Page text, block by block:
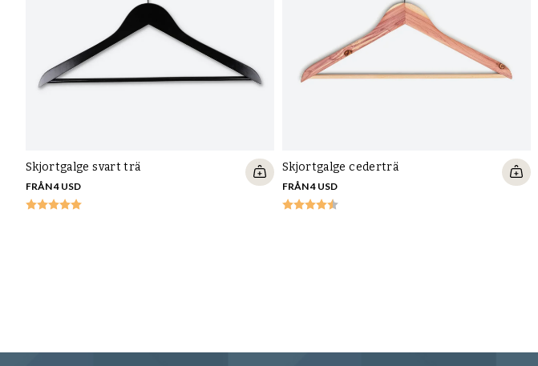
Skjortgalge svart trä
FRÅN 4 USD
Skjortgalge cederträ
FRÅN 4 USD